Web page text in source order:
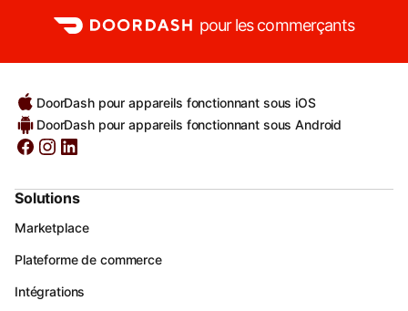
pour les commerçants
DoorDash pour appareils fonctionnant sous iOS
DoorDash pour appareils fonctionnant sous Android
Solutions
Marketplace
Plateforme de commerce
Intégrations